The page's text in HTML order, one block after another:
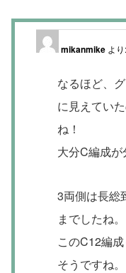
mikanmike より:
なるほど、
に見えてい
ね！
大分C編成が
3両側は長総
までしたね。
このC12編
そうですね。